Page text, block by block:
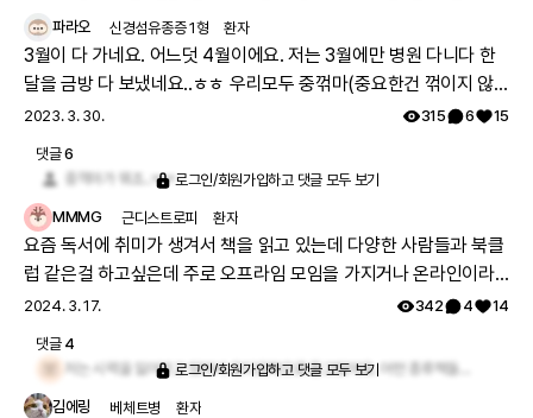
파라오 신경섬유종증 1형 환자
3월이 다 가네요. 어느덧 4월이에요. 저는 3월에만 병원 다니다 한
달을 금방 다 보냈네요..ㅎㅎ 우리모두 중꺾마(중요한건 꺾이지 않
는 마음) 정신으로 하루하루 열심히 버티며 살아봅시다!! 화이팅!!
2023. 3. 30. 315 6 15
댓글6
중꺽마가 뭐죠..ㅠㅠ로그인/회원가입하고 댓글 모두 보기
MMMG 근디스트로피 환자
요즘 독서에 취미가 생겨서 책을 읽고 있는데 다양한 사람들과 북클
럽 같은걸 하고싶은데 주로 오프라임 모임을 가지거나 온라인이라
도 줌 같은 화상 프로그램으로 서로 토론하고 하더군요. 저는 사실
그정도 까지 바라지 않고 독서를 매개체로 서로 대화했으면 해서요.
몸이 점점 못움직이는 근육병이다 보니 제약이 많네요... ㅠㅠ
2024. 3. 17. 342 4 14
댓글 4
로그인/회원가입하고 댓글 모두 보기
김에링 베체트병 환자